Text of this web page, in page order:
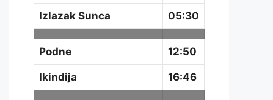
Izlazak Sunca 05:30
Podne 12:50
Ikindija 16:46